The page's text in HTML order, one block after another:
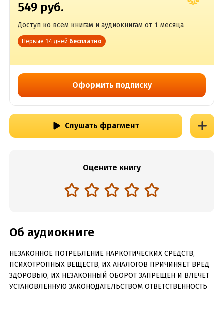
549 руб.
Доступ ко всем книгам и аудиокнигам от 1 месяца
Первые 14 дней бесплатно
Оформить подписку
Слушать фрагмент
Оцените книгу
Об аудиокниге
НЕЗАКОННОЕ ПОТРЕБЛЕНИЕ НАРКОТИЧЕСКИХ СРЕДСТВ,
ПСИХОТРОПНЫХ ВЕЩЕСТВ, ИХ АНАЛОГОВ ПРИЧИНЯЕТ ВРЕД
ЗДОРОВЬЮ, ИХ НЕЗАКОННЫЙ ОБОРОТ ЗАПРЕЩЕН И ВЛЕЧЕТ
УСТАНОВЛЕННУЮ ЗАКОНОДАТЕЛЬСТВОМ ОТВЕТСТВЕННОСТЬ